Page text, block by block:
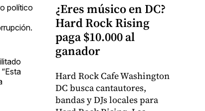
político
¿Eres músico en DC?
Hard Rock Rising
paga $10.000 al
ganador
Hard Rock Cafe Washington
DC busca cantautores,
bandas y DJs locales para